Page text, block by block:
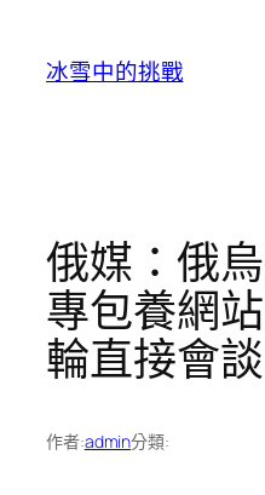
冰雪中的挑戰
俄媒：俄
專包養網
輪直接會談
作者:admin分類: